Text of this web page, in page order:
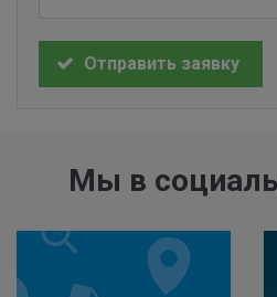
Отправить заявку
Мы в